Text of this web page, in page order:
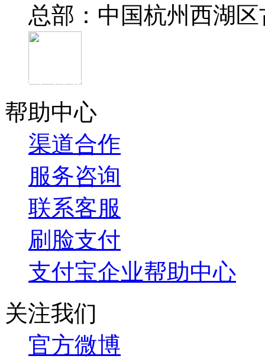
总部：中国杭州西湖
官方抖音
帮助中心
渠道合作
服务咨询
联系客服
刷脸支付
支付宝企业帮助中心
关注我们
官方微博